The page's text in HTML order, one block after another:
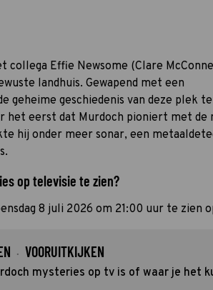
collega Effie Newsome (Clare
landhuis. Gewapend met een
geheime geschiedenis van deze plek te
het eerst dat Murdoch pioniert met de
hij onder meer sonar, een
op televisie te zien?
8 juli 2026 om 21:00 uur te zien
· VOORUITKIJKEN
mysteries op tv is of waar je het